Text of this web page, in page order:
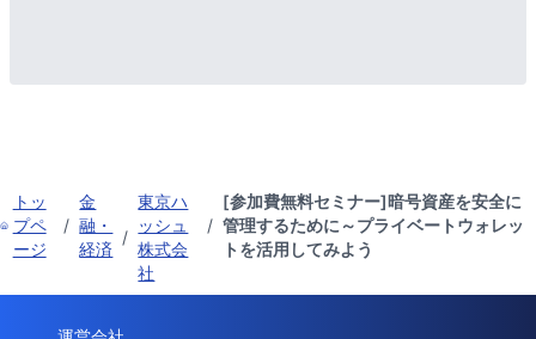
トッ
プペ
ージ
/
金
融・
経済
/
東京ハ
ッシュ
株式会
社
/
[参加費無料セミナー]暗号資産を安全に
管理するために～プライベートウォレッ
トを活用してみよう